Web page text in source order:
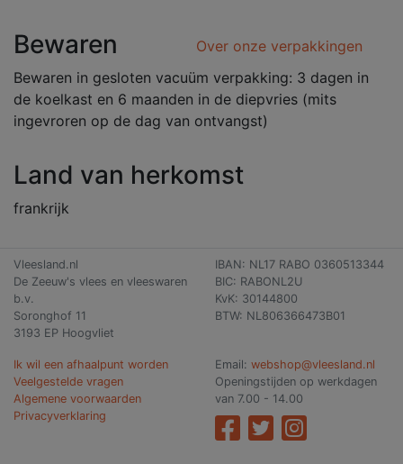
Bewaren
Over onze verpakkingen
Bewaren in gesloten vacuüm verpakking: 3 dagen in
de koelkast en 6 maanden in de diepvries (mits
ingevroren op de dag van ontvangst)
Land van herkomst
frankrijk
Vleesland.nl
De Zeeuw's vlees en vleeswaren
b.v.
Soronghof 11
3193 EP Hoogvliet
IBAN: NL17 RABO 0360513344
BIC: RABONL2U
KvK: 30144800
BTW: NL806366473B01
Ik wil een afhaalpunt worden
Veelgestelde vragen
Algemene voorwaarden
Privacyverklaring
Email: webshop@vleesland.nl
Openingstijden op werkdagen
van 7.00 - 14.00